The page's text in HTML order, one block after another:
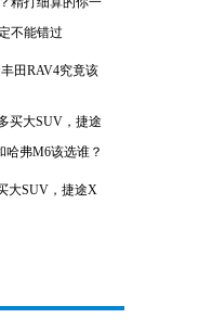
田RAV4究竟该
大SUV，捷途X